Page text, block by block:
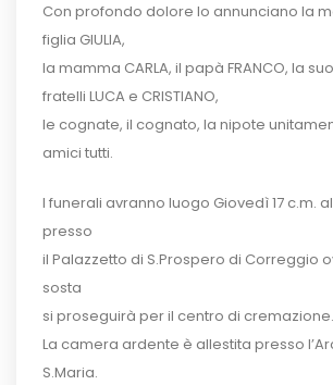
Con profondo dolore lo annunciano la
figlia GIULIA,
la mamma CARLA, il papà FRANCO, la
fratelli LUCA e CRISTIANO,
le cognate, il cognato, la nipote
amici tutti.
I funerali avranno luogo Giovedì 17 c.m.
presso
il Palazzetto di S.Prospero di Correggio
sosta
si proseguirà per il centro di cremazione.
La camera ardente è allestita presso
S.Maria.